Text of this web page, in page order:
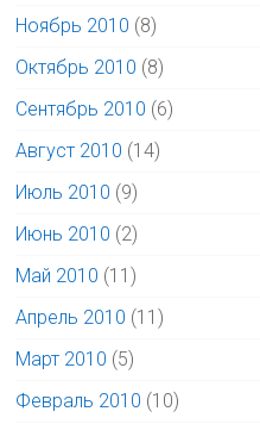
Ноябрь 2010 (8)
Октябрь 2010 (8)
Сентябрь 2010 (6)
Август 2010 (14)
Июль 2010 (9)
Июнь 2010 (2)
Май 2010 (11)
Апрель 2010 (11)
Март 2010 (5)
Февраль 2010 (10)